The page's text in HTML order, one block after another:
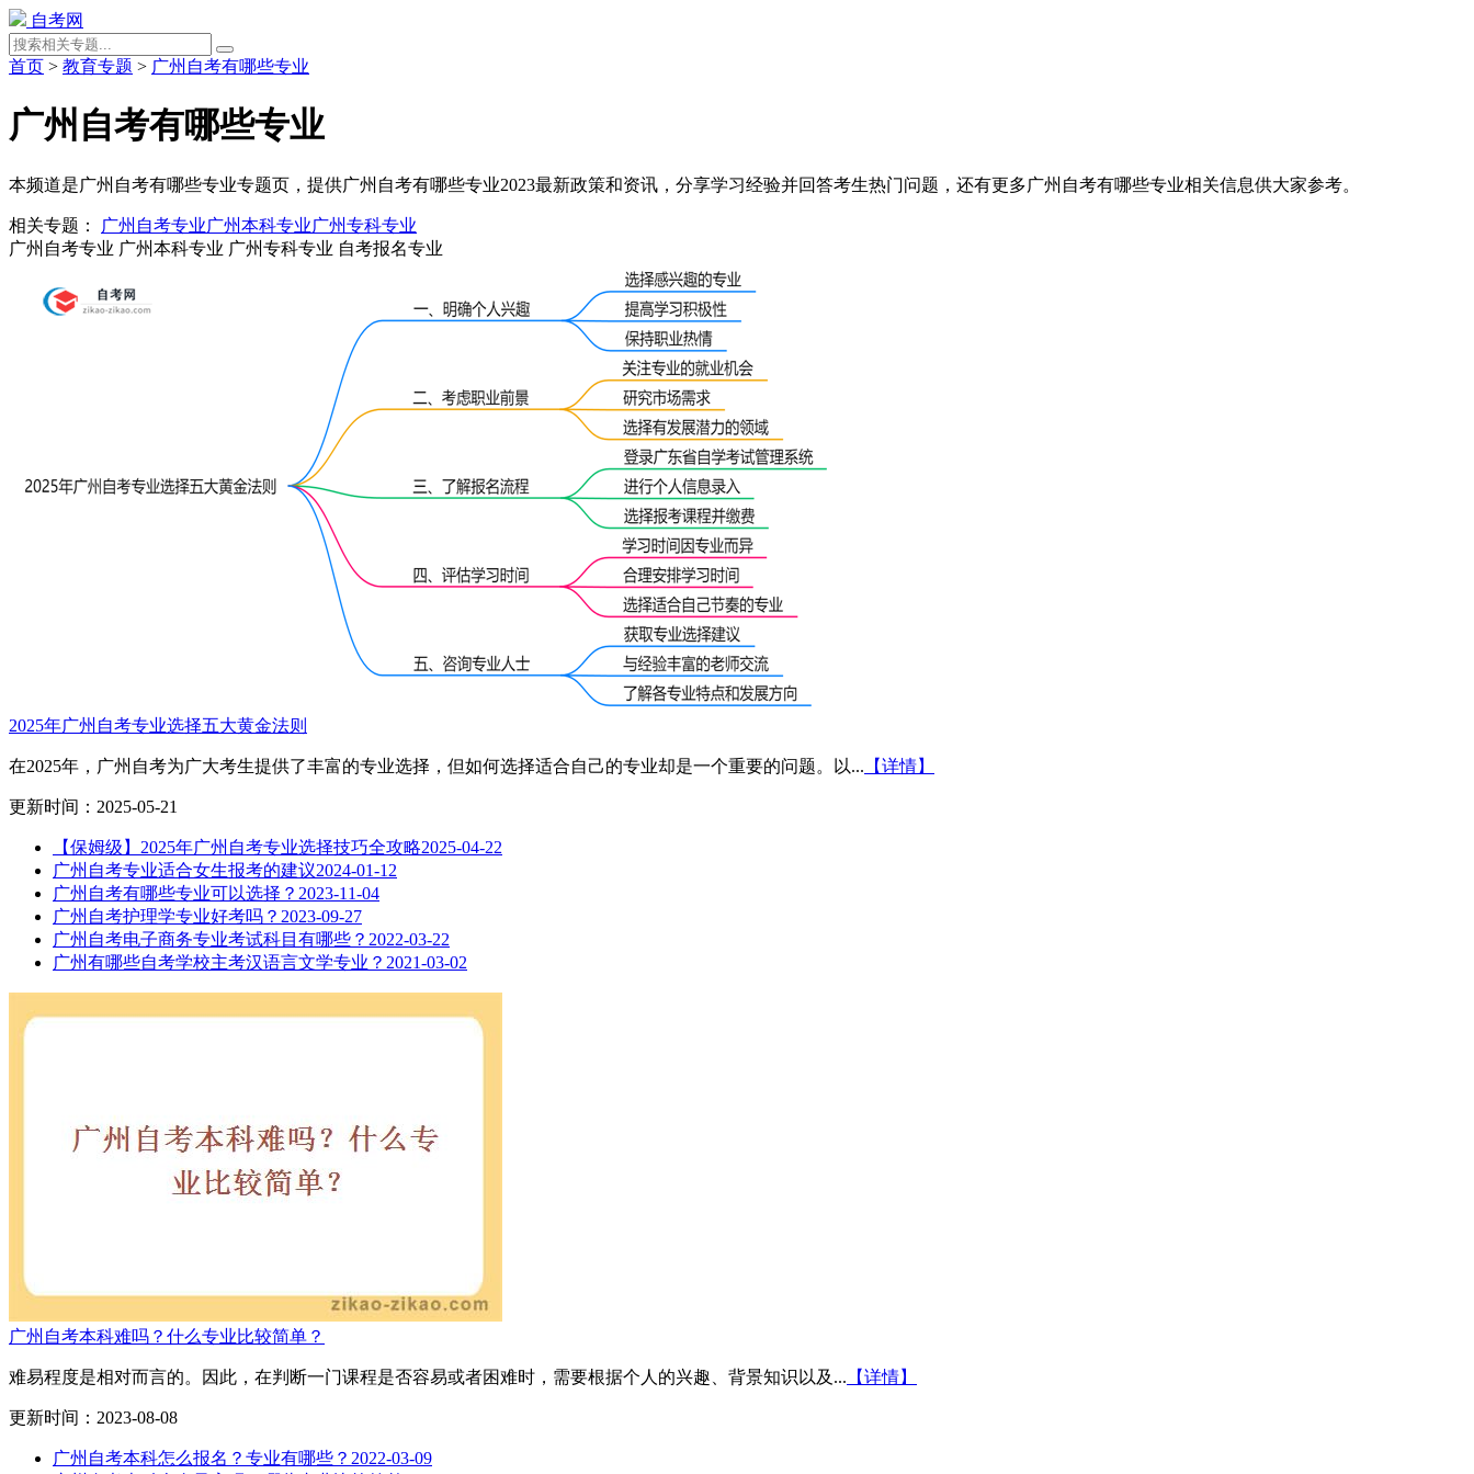
自考网
首页 > 教育专题 > 广州自考有哪些专业
广州自考有哪些专业
本频道是广州自考有哪些专业专题页，提供广州自考有哪些专业2023最新政策和资讯，分享学习经验并回答考生热门问题，还有更多广州自考有哪些专业相关信息供大家参考。
相关专题： 广州自考专业广州本科专业广州专科专业
广州自考专业 广州本科专业 广州专科专业 自考报名专业
2025年广州自考专业选择五大黄金法则
在2025年，广州自考为广大考生提供了丰富的专业选择，但如何选择适合自己的专业却是一个重要的问题。以... 【详情】
更新时间：2025-05-21
【保姆级】2025年广州自考专业选择技巧全攻略2025-04-22
广州自考专业适合女生报考的建议2024-01-12
广州自考有哪些专业可以选择？ 2023-11-04
广州自考护理学专业好考吗？ 2023-09-27
广州自考电子商务专业考试科目有哪些？ 2022-03-22
广州有哪些自考学校主考汉语言文学专业？ 2021-03-02
广州自考本科难吗？什么专业比较简单？
难易程度是相对而言的。因此，在判断一门课程是否容易或者困难时，需要根据个人的兴趣、背景知识以及... 【详情】
更新时间：2023-08-08
广州自考本科怎么报名？专业有哪些？ 2022-03-09